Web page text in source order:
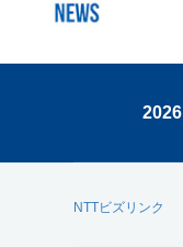
2026
NTTビズリンク